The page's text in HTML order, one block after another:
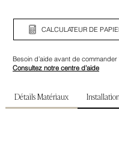
commander.
CALCULATEUR DE
Besoin d’aide avant de commander
Consultez notre centre d’aide
Détails Matériaux